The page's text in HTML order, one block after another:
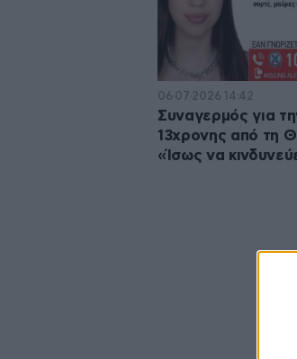
06·07·2026 14:42
Συναγερμός για
13χρονης από τη
«Ίσως να